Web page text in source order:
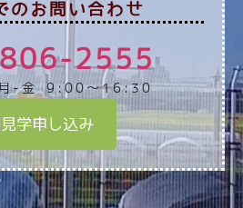
のお問い合わせ
2555
月-金 9:00～16:30
見学申し込み